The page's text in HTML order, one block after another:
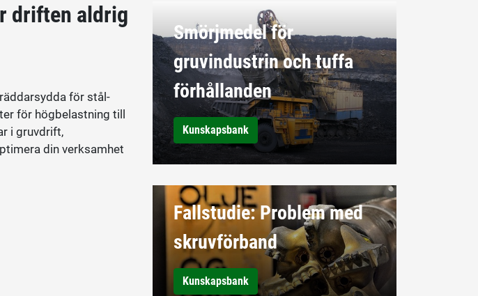
driften aldrig
för stål-
för högbelastning till
i gruvdrift,
din verksamhet
Smörjmedel för
gruvindustrin och tuffa
förhållanden
Kunskapsbank
Fallstudie: Problem med
skruvförband
Kunskapsbank